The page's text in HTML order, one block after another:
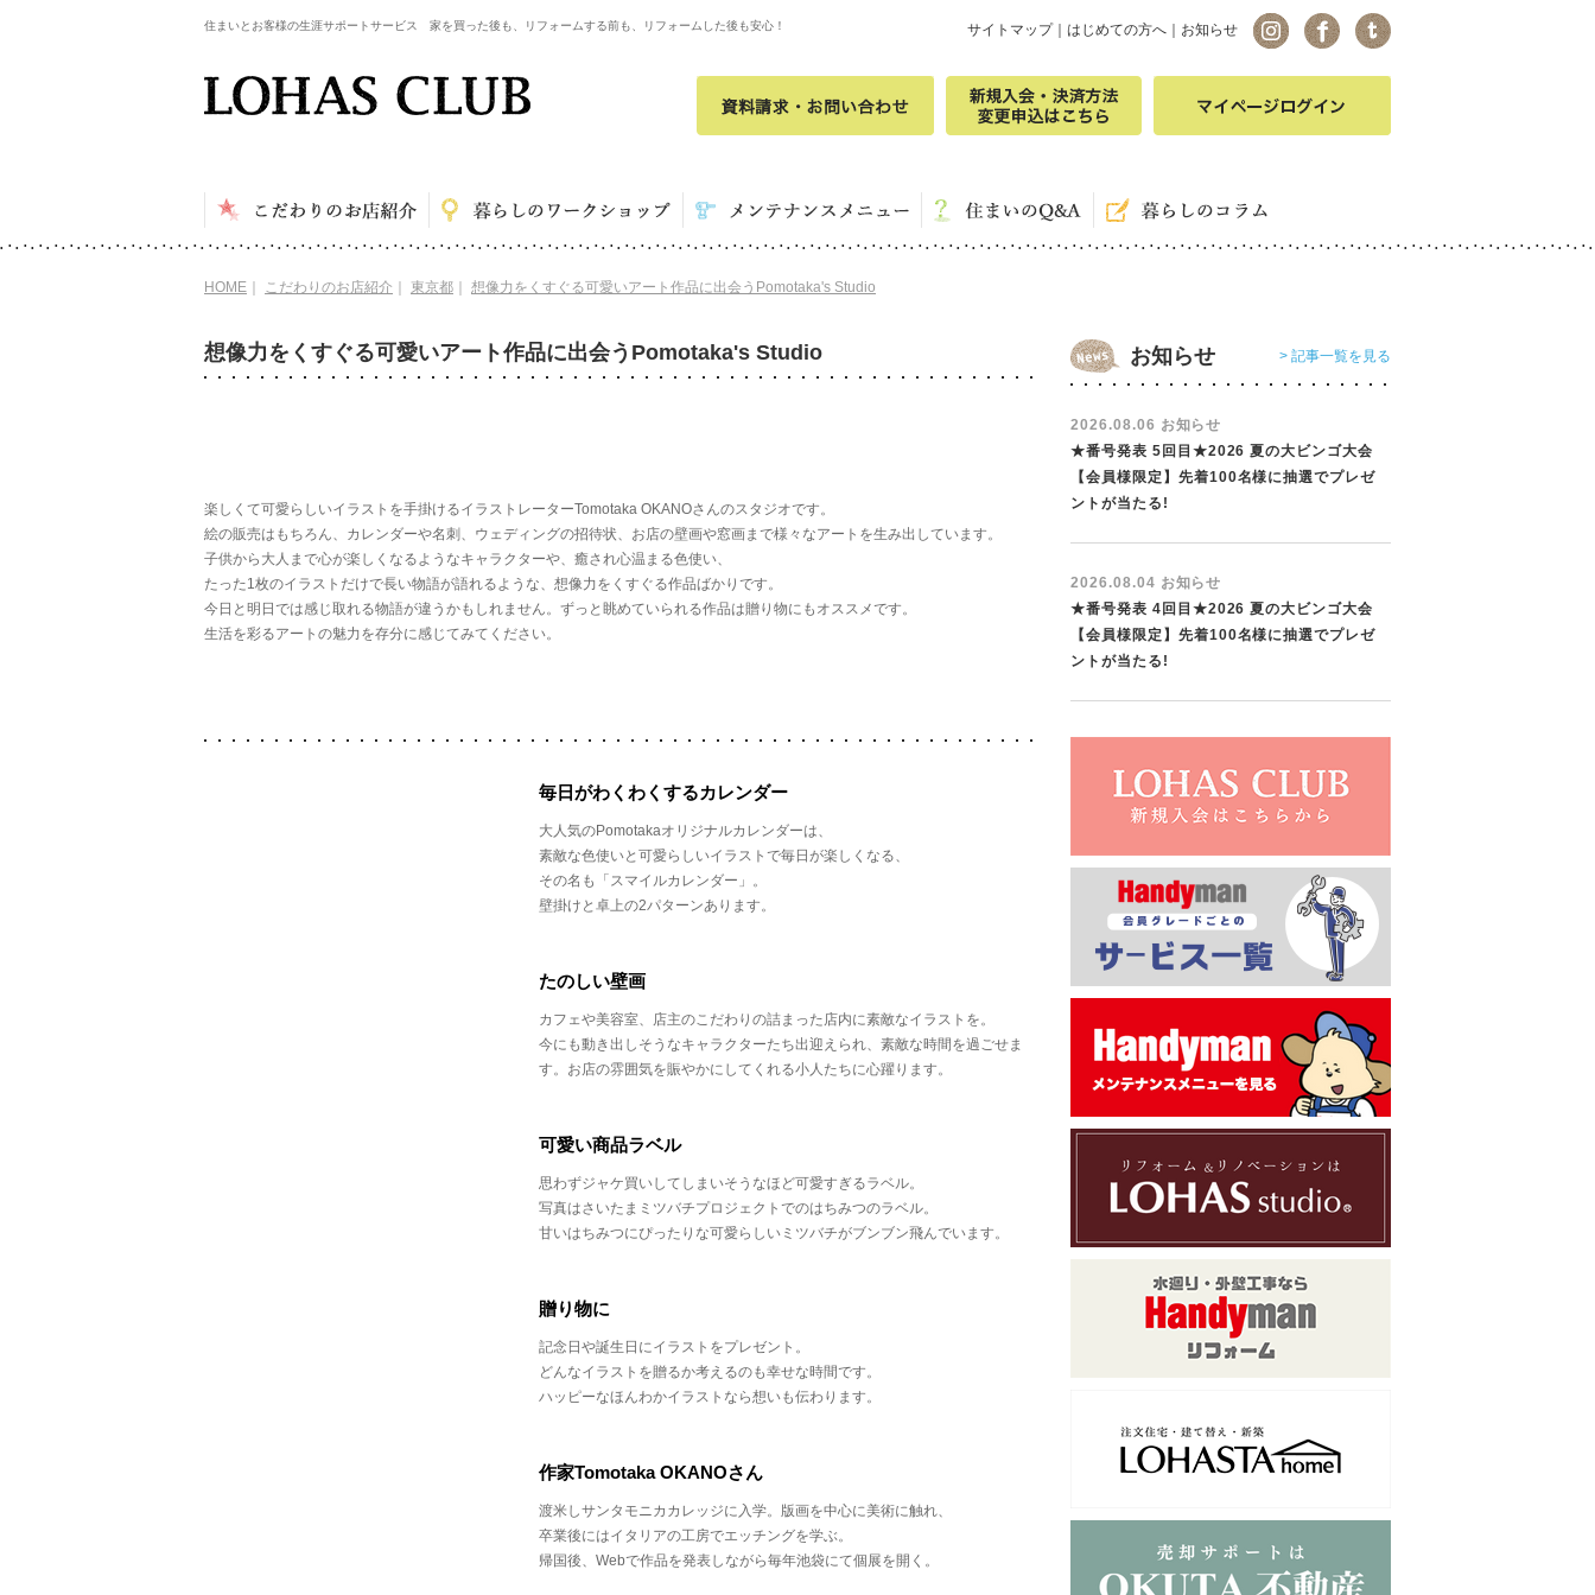
住まいとお客様の生涯サポートサービス 家を買った後も、リフォームする前も、リフォームした後も安心！ サイトマップ｜ はじめての方へ お知らせ
HOME こだわりのお店紹介 東京都 想像力をくすぐる可愛いアート作品に出会うPomotaka's Studio
想像力をくすぐる可愛いアート作品に出会うPomotaka's Studio
楽しくて可愛らしいイラストを手掛けるイラストレーターTomotaka OKANOさんのスタジオです。
絵の販売はもちろん、カレンダーや名刺、ウェディングの招待状、お店の壁画や窓画まで様々なアートを生み出しています。
子供から大人まで心が楽しくなるようなキャラクターや、癒され心温まる色使い、
たった1枚のイラストだけで長い物語が語れるような、想像力をくすぐる作品ばかりです。
今日と明日では感じ取れる物語が違うかもしれません。ずっと眺めていられる作品は贈り物にもオススメです。
生活を彩るアートの魅力を存分に感じてみてください。
毎日がわくわくするカレンダー
大人気のPomotakaオリジナルカレンダーは、
素敵な色使いと可愛らしいイラストで毎日が楽しくなる、
その名も「スマイルカレンダー」。
壁掛けと卓上の2パターンあります。
たのしい壁画
カフェや美容室、店主のこだわりの詰まった店内に素敵なイラストを。
今にも動き出しそうなキャラクターたち出迎えられ、素敵な時間を過ごせま
す。お店の雰囲気を賑やかにしてくれる小人たちに心躍ります。
可愛い商品ラベル
思わずジャケ買いしてしまいそうなほど可愛すぎるラベル。
写真はさいたまミツバチプロジェクトでのはちみつのラベル。
甘いはちみつにぴったりな可愛らしいミツバチがブンブン飛んでいます。
贈り物に
記念日や誕生日にイラストをプレゼント。
どんなイラストを贈るか考えるのも幸せな時間です。
ハッピーなほんわかイラストなら想いも伝わります。
作家Tomotaka OKANOさん
渡米しサンタモニカカレッジに入学。版画を中心に美術に触れ、
卒業後にはイタリアの工房でエッチングを学ぶ。
帰国後、Webで作品を発表しながら毎年池袋にて個展を開く。
お知らせ > 記事一覧を見る
2026.08.06 お知らせ
★番号発表 5回目★2026 夏の大ビンゴ大会
【会員様限定】先着100名様に抽選でプレゼ
ントが当たる!
2026.08.04 お知らせ
★番号発表 4回目★2026 夏の大ビンゴ大会
【会員様限定】先着100名様に抽選でプレゼ
ントが当たる!